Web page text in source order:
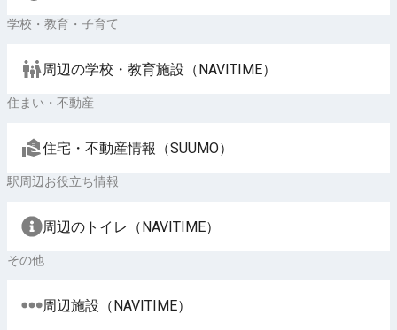
学校・教育・子育て
周辺の学校・教育施設（NAVITIME）
住まい・不動産
住宅・不動産情報（SUUMO）
駅周辺お役立ち情報
周辺のトイレ（NAVITIME）
その他
周辺施設（NAVITIME）